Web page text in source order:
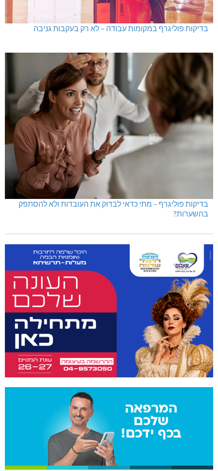
בדיקות פוליגרף במקומות עבודה – לא רק בעקבות גניבה
בדיקות פוליגרף – מתי כדאי לבדוק את העובדות ולא להסתפק
בהשערות?